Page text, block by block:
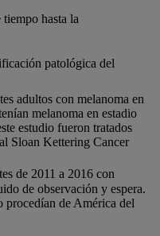
patológica del
adultos con melanoma en
melanoma en estadio
estudio fueron tratados
Sloan Kettering Cancer
de 2011 a 2016 con
de observación y espera.
procedían de América del